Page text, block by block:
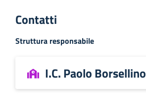
Contatti
Struttura responsabile
I.C. Paolo Borsellino